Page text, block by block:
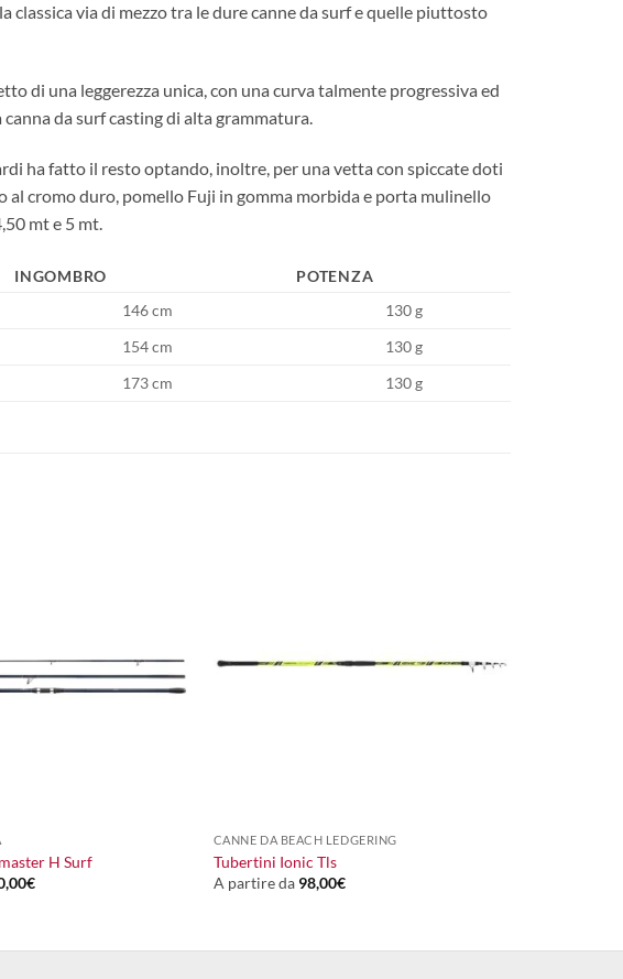
via di mezzo tra le dure canne da surf e quelle piuttosto
di una leggerezza unica, con una curva talmente progressiva ed
da surf casting di alta grammatura.
ha fatto il resto optando, inoltre, per una vetta con spiccate doti
cromo duro, pomello Fuji in gomma morbida e porta mulinello
mt e 5 mt.
INGOMBRO
POTENZA
146 cm
130 g
154 cm
130 g
173 cm 130 g
H Surf
€
CANNE DA BEACH LEDGERING
Tubertini Ionic Tls
A partire da 98,00€